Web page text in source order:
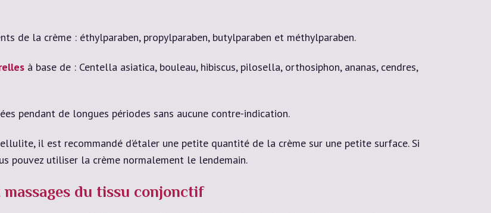
de la crème : éthylparaben, propylparaben, butylparaben et méthylparaben.
à base de : Centella asiatica, bouleau, hibiscus, pilosella, orthosiphon, ananas, cendres,
pendant de longues périodes sans aucune contre-indication.
il est recommandé d’étaler une petite quantité de la crème sur une petite surface. Si
pouvez utiliser la crème normalement le lendemain.
du tissu conjonctif